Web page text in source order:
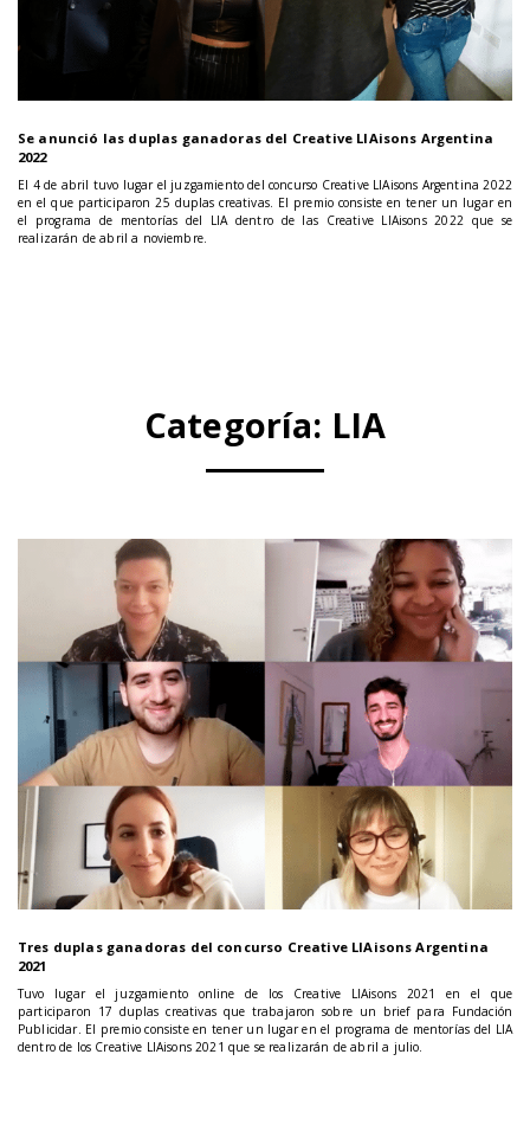
Se anunció las duplas ganadoras del Creative LIAisons Argentina
2022
El 4 de abril tuvo lugar el juzgamiento del concurso Creative LIAisons Argentina 2022
en el que participaron 25 duplas creativas. El premio consiste en tener un lugar en
el programa de mentorías del LIA dentro de las Creative LIAisons 2022 que se
realizarán de abril a noviembre.
Categoría: LIA
Tres duplas ganadoras del concurso Creative LIAisons Argentina
2021
Tuvo lugar el juzgamiento online de los Creative LIAisons 2021 en el que
participaron 17 duplas creativas que trabajaron sobre un brief para Fundación
Publicidar. El premio consiste en tener un lugar en el programa de mentorías del LIA
dentro de los Creative LIAisons 2021 que se realizarán de abril a julio.